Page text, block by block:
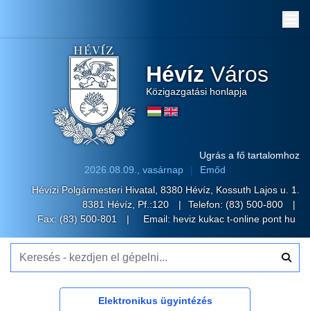
Hévíz Város
Közigazgatási honlapja
Ugrás a fő tartalomhoz
2026.08.09., vasárnap
Emőd
Hévízi Polgármesteri Hivatal, 8380 Hévíz, Kossuth Lajos u. 1.
8381 Hévíz, Pf.:120
Telefon: (83) 500-800
Fax: (83) 500-801
Email: heviz kukac t-online pont hu
Elektronikus ügyintézés